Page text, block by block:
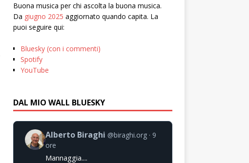
Buona musica per chi ascolta la buona musica.
Da giugno 2025 aggiornato quando capita. La
puoi seguire qui:
Bluesky (con i commenti)
Spotify
YouTube
DAL MIO WALL BLUESKY
Alberto Biraghi @biraghi.org
9
ore
Mannaggia....